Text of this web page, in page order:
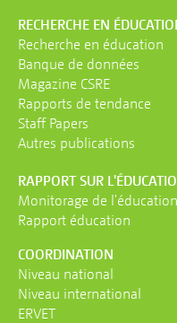
RECHERCHE EN
Recherche en éducation
Banque de données
Magazine CSRE
Rapports de tendance
Staff Papers
Autres publications
RAPPORT SUR
Monitorage de l'éducation
Rapport éducation
COORDINATION
Niveau national
Niveau international
ERVET